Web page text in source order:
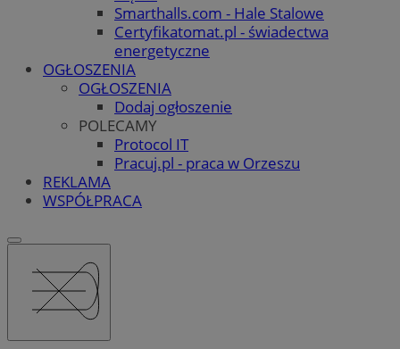
Smarthalls.com - Hale Stalowe
Certyfikatomat.pl - świadectwa
energetyczne
OGŁOSZENIA
OGŁOSZENIA
Dodaj ogłoszenie
POLECAMY
Protocol IT
Pracuj.pl - praca w Orzeszu
REKLAMA
WSPÓŁPRACA